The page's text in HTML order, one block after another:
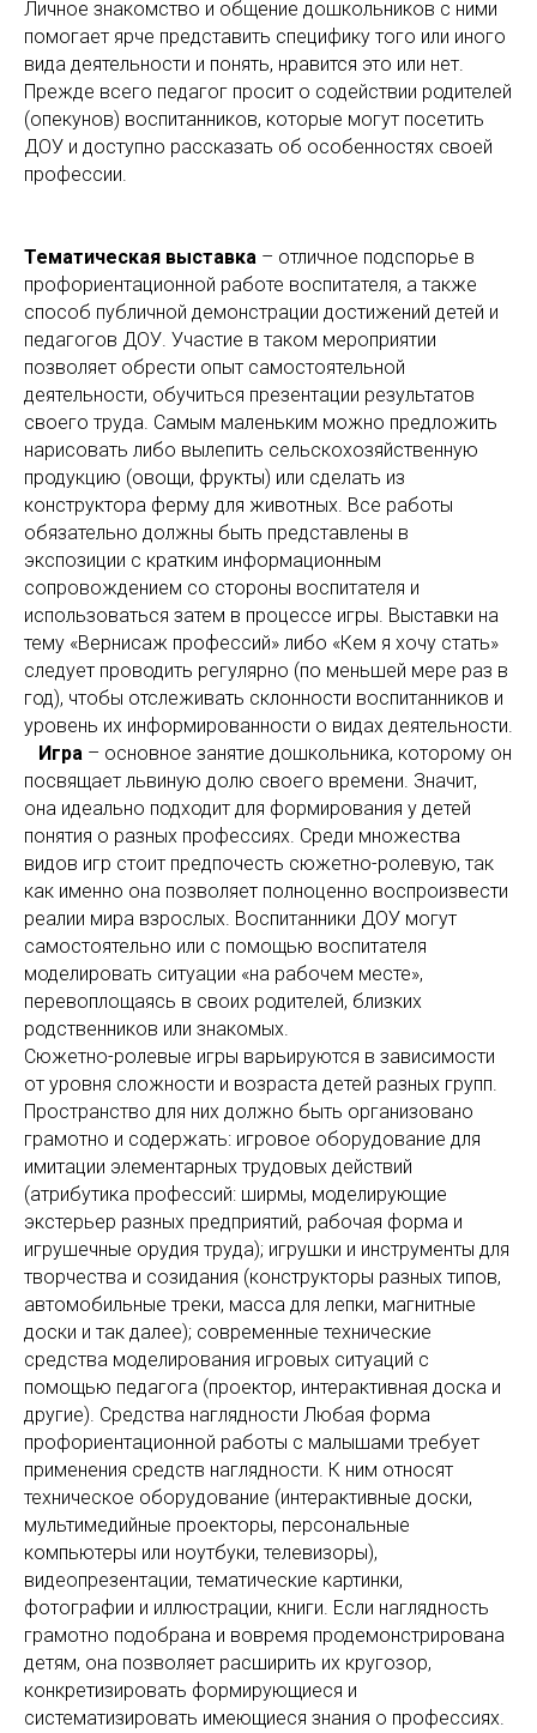
Личное знакомство и общение дошкольников с ними
помогает ярче представить специфику того или иного
вида деятельности и понять, нравится это или нет.
Прежде всего педагог просит о содействии родителей
(опекунов) воспитанников, которые могут посетить
ДОУ и доступно рассказать об особенностях своей
профессии.
Тематическая выставка – отличное подспорье в
профориентационной работе воспитателя, а также
способ публичной демонстрации достижений детей и
педагогов ДОУ. Участие в таком мероприятии
позволяет обрести опыт самостоятельной
деятельности, обучиться презентации результатов
своего труда. Самым маленьким можно предложить
нарисовать либо вылепить сельскохозяйственную
продукцию (овощи, фрукты) или сделать из
конструктора ферму для животных. Все работы
обязательно должны быть представлены в
экспозиции с кратким информационным
сопровождением со стороны воспитателя и
использоваться затем в процессе игры. Выставки на
тему «Вернисаж профессий» либо «Кем я хочу стать»
следует проводить регулярно (по меньшей мере раз в
год), чтобы отслеживать склонности воспитанников и
уровень их информированности о видах деятельности.
Игра – основное занятие дошкольника, которому он
посвящает львиную долю своего времени. Значит,
она идеально подходит для формирования у детей
понятия о разных профессиях. Среди множества
видов игр стоит предпочесть сюжетно-ролевую, так
как именно она позволяет полноценно воспроизвести
реалии мира взрослых. Воспитанники ДОУ могут
самостоятельно или с помощью воспитателя
моделировать ситуации «на рабочем месте»,
перевоплощаясь в своих родителей, близких
родственников или знакомых.
Сюжетно-ролевые игры варьируются в зависимости
от уровня сложности и возраста детей разных групп.
Пространство для них должно быть организовано
грамотно и содержать: игровое оборудование для
имитации элементарных трудовых действий
(атрибутика профессий: ширмы, моделирующие
экстерьер разных предприятий, рабочая форма и
игрушечные орудия труда); игрушки и инструменты для
творчества и созидания (конструкторы разных типов,
автомобильные треки, масса для лепки, магнитные
доски и так далее); современные технические
средства моделирования игровых ситуаций с
помощью педагога (проектор, интерактивная доска и
другие). Средства наглядности Любая форма
профориентационной работы с малышами требует
применения средств наглядности. К ним относят
техническое оборудование (интерактивные доски,
мультимедийные проекторы, персональные
компьютеры или ноутбуки, телевизоры),
видеопрезентации, тематические картинки,
фотографии и иллюстрации, книги. Если наглядность
грамотно подобрана и вовремя продемонстрирована
детям, она позволяет расширить их кругозор,
конкретизировать формирующиеся и
систематизировать имеющиеся знания о профессиях.